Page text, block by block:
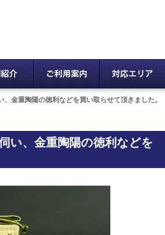
金重陶陽の徳利などを買い取らせて頂きました。
い、金重陶陽の徳利などを